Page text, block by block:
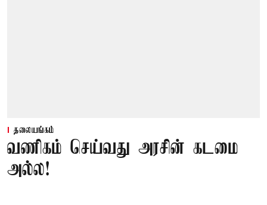
தலையங்கம்
வணிகம் செய்வது அரசின் கடமை
அல்ல!